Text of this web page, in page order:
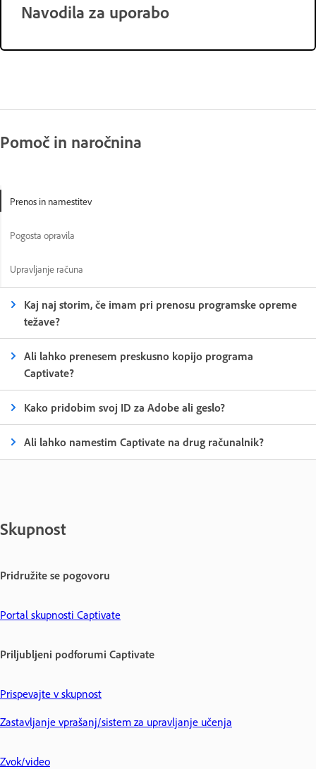
Navodila za uporabo
Pomoč in naročnina
Prenos in namestitev
Pogosta opravila
Upravljanje računa
Kaj naj storim, če imam pri prenosu programske opreme
težave?
Ali lahko prenesem preskusno kopijo programa
Captivate?
Kako pridobim svoj ID za Adobe ali geslo?
Ali lahko namestim Captivate na drug računalnik?
Skupnost
Pridružite se pogovoru
Portal skupnosti Captivate
Priljubljeni podforumi Captivate
Prispevajte v skupnost
Zastavljanje vprašanj/sistem za upravljanje učenja
Zvok/video